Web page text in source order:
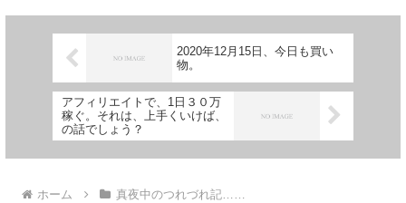
2020年12月15日、今日も買い
物。
アフィリエイトで、1日３０万
稼ぐ。それは、上手くいけば、
の話でしょう？
ホーム 真夜中のつれづれ記……